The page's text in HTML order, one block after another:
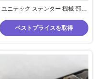
ユニテック ステンター 機械 部品
備品 銅パッド 81mm ピッチ 品質
良好
ベストプライスを取得